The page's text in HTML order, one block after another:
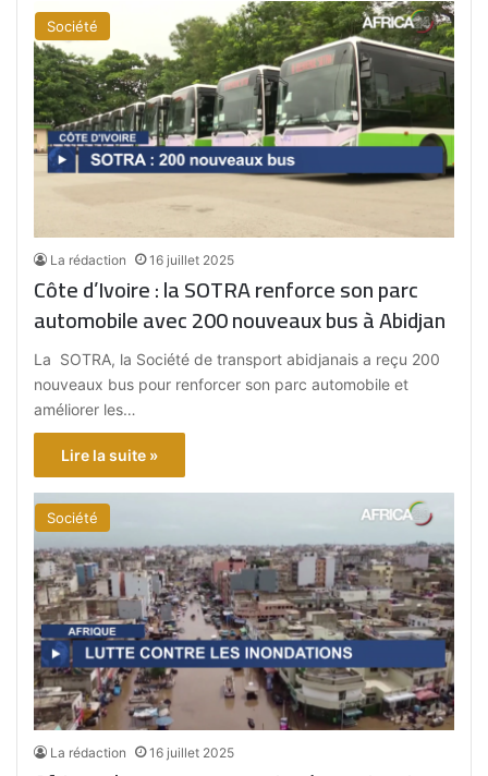
Société
La rédaction 16 juillet 2025
Côte d’Ivoire : la SOTRA renforce son parc
automobile avec 200 nouveaux bus à Abidjan
La SOTRA, la Société de transport abidjanais a reçu 200
nouveaux bus pour renforcer son parc automobile et
améliorer les​…
Lire la suite »
Société
La rédaction 16 juillet 2025